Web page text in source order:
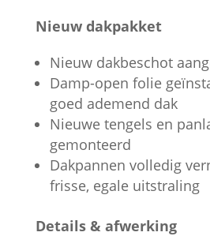
Nieuw dakpakket
Nieuw dakbeschot
Damp-open folie
goed ademend dak
Nieuwe tengels en
gemonteerd
Dakpannen volledig
frisse, egale uitstraling
Details & afwerking